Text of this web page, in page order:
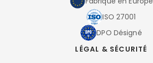
ISO 27001
DPO Désigné
LÉGAL & SÉCURITÉ